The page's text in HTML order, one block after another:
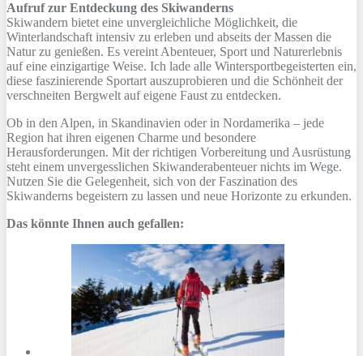
Aufruf zur Entdeckung des Skiwanderns
Skiwandern bietet eine unvergleichliche Möglichkeit, die
Winterlandschaft intensiv zu erleben und abseits der Massen die
Natur zu genießen. Es vereint Abenteuer, Sport und Naturerlebnis
auf eine einzigartige Weise. Ich lade alle Wintersportbegeisterten ein,
diese faszinierende Sportart auszuprobieren und die Schönheit der
verschneiten Bergwelt auf eigene Faust zu entdecken.
Ob in den Alpen, in Skandinavien oder in Nordamerika – jede
Region hat ihren eigenen Charme und besondere
Herausforderungen. Mit der richtigen Vorbereitung und Ausrüstung
steht einem unvergesslichen Skiwanderabenteuer nichts im Wege.
Nutzen Sie die Gelegenheit, sich von der Faszination des
Skiwanderns begeistern zu lassen und neue Horizonte zu erkunden.
Das könnte Ihnen auch gefallen: